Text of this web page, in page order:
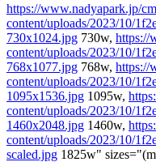
https://www.nadyapark.jp/
content/uploads/2023/10/
730x1024.jpg 730w, https://
content/uploads/2023/10/
768x1077.jpg 768w, https://
content/uploads/2023/10/
1095x1536.jpg 1095w,
content/uploads/2023/10/
1460x2048.jpg 1460w,
content/uploads/2023/10/
scaled.jpg 1825w"